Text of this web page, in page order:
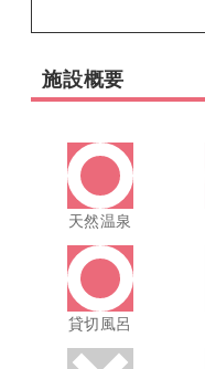
施設概要
天然温泉
貸切風呂